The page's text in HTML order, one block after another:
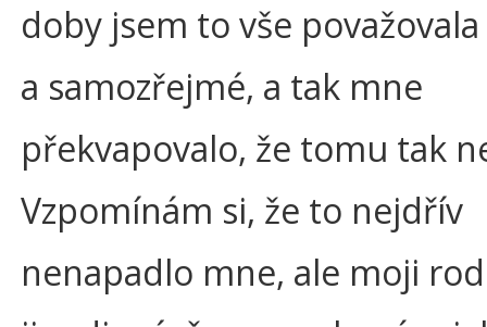
doby jsem to vše
a samozřejmé, a tak mne
překvapovalo, že tomu tak
Vzpomínám si, že to nejdřív
nenapadlo mne, ale moji